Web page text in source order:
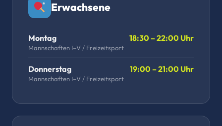
Erwachsene
Montag
Mannschaften I–V / Freizeitsport
18:30 – 22:00 Uhr
Donnerstag
Mannschaften I–V / Freizeitsport
19:00 – 21:00 Uhr